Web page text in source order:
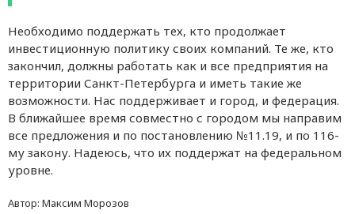
Необходимо поддержать тех, кто продолжает
инвестиционную политику своих компаний. Те же, кто
закончил, должны работать как и все предприятия на
территории Санкт-Петербурга и иметь такие же
возможности. Нас поддерживает и город, и федерация.
В ближайшее время совместно с городом мы направим
все предложения и по постановлению №11.19, и по 116-
му закону. Надеюсь, что их поддержат на федеральном
уровне.
Автор: Максим Морозов